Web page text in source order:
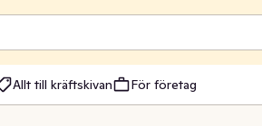
Allt till kräftskivan För företag